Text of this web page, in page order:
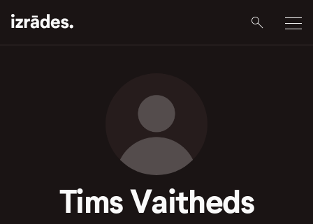
Tims Vaitheds